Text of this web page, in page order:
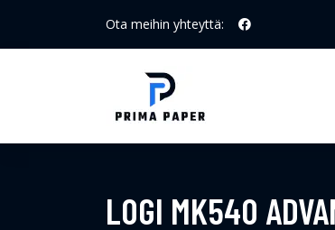
Ota meihin yhteyttä:
LOGI MK540